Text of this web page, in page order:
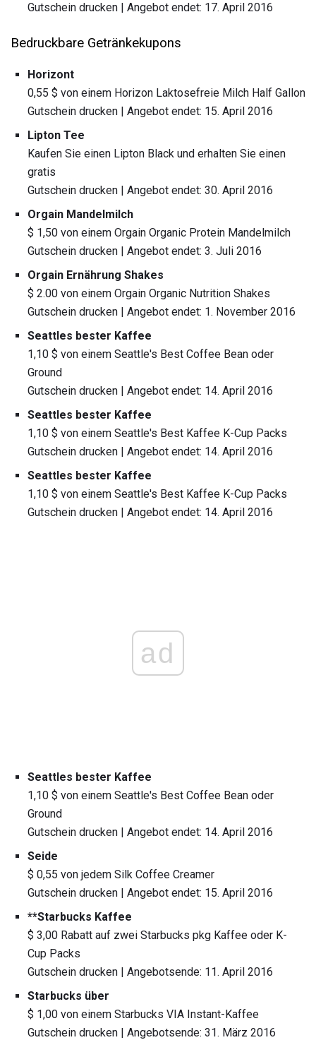
Gutschein drucken | Angebot endet: 17. April 2016
Bedruckbare Getränkekupons
Horizont
0,55 $ von einem Horizon Laktosefreie Milch Half Gallon
Gutschein drucken | Angebot endet: 15. April 2016
Lipton Tee
Kaufen Sie einen Lipton Black und erhalten Sie einen
gratis
Gutschein drucken | Angebot endet: 30. April 2016
Orgain Mandelmilch
$ 1,50 von einem Orgain Organic Protein Mandelmilch
Gutschein drucken | Angebot endet: 3. Juli 2016
Orgain Ernährung Shakes
$ 2.00 von einem Orgain Organic Nutrition Shakes
Gutschein drucken | Angebot endet: 1. November 2016
Seattles bester Kaffee
1,10 $ von einem Seattle's Best Coffee Bean oder
Ground
Gutschein drucken | Angebot endet: 14. April 2016
Seattles bester Kaffee
1,10 $ von einem Seattle's Best Kaffee K-Cup Packs
Gutschein drucken | Angebot endet: 14. April 2016
Seattles bester Kaffee
1,10 $ von einem Seattle's Best Kaffee K-Cup Packs
Gutschein drucken | Angebot endet: 14. April 2016
ad
Seattles bester Kaffee
1,10 $ von einem Seattle's Best Coffee Bean oder
Ground
Gutschein drucken | Angebot endet: 14. April 2016
Seide
$ 0,55 von jedem Silk Coffee Creamer
Gutschein drucken | Angebot endet: 15. April 2016
**Starbucks Kaffee
$ 3,00 Rabatt auf zwei Starbucks pkg Kaffee oder K-
Cup Packs
Gutschein drucken | Angebotsende: 11. April 2016
Starbucks über
$ 1,00 von einem Starbucks VIA Instant-Kaffee
Gutschein drucken | Angebotsende: 31. März 2016